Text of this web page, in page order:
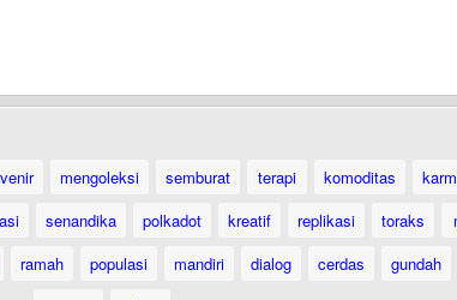
mengoleksi semburat terapi komoditas
senandika polkadot kreatif replikasi toraks
ramah populasi mandiri dialog cerdas gundah